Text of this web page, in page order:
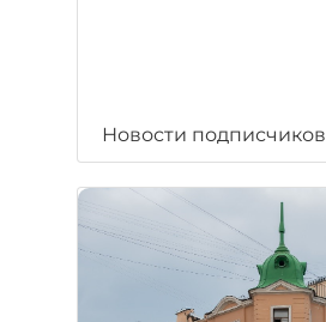
Новости подписчиков